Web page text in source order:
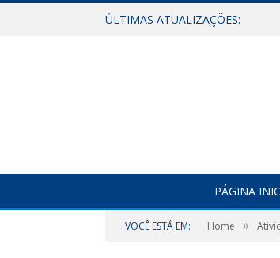
ÚLTIMAS ATUALIZAÇÕES:
PÁGINA
VOCÊ ESTÁ EM: Home »